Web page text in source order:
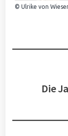
© Ulrike von
Die